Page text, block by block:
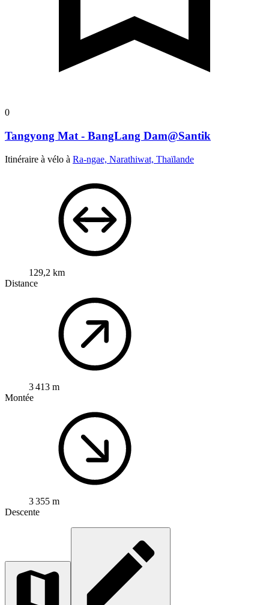
0
Tangyong Mat - BangLang Dam@Santik
Itinéraire à vélo à Ra-ngae, Narathiwat, Thaïlande
129,2 km
Distance
3 413 m
Montée
3 355 m
Descente